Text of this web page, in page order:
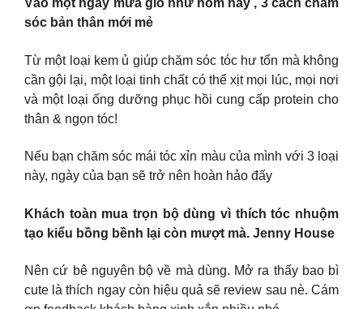
Vào một ngày mưa gió như hôm nay , 3 cách chăm
sóc bản thân mới mẻ
Từ một loại kem ủ giúp chăm sóc tóc hư tổn mà không
cần gội lại, một loại tinh chất có thể xịt mọi lúc, mọi nơi
và một loại ống dưỡng phục hồi cung cấp protein cho
thân & ngọn tóc!
Nếu bạn chăm sóc mái tóc xỉn màu của mình với 3 loại
này, ngày của bạn sẽ trở nên hoàn hảo đấy
Khách toàn mua trọn bộ dùng vì thích tóc nhuộm
tạo kiểu bồng bềnh lại còn mượt mà. Jenny House
Nên cứ bê nguyên bộ về mà dùng. Mở ra thấy bao bì
cute là thích ngay còn hiệu quả sẽ review sau nè. Cám